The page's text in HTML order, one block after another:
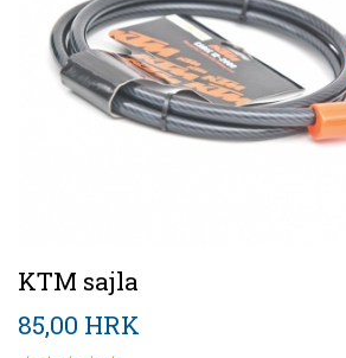
KTM sajla
85,00 HRK